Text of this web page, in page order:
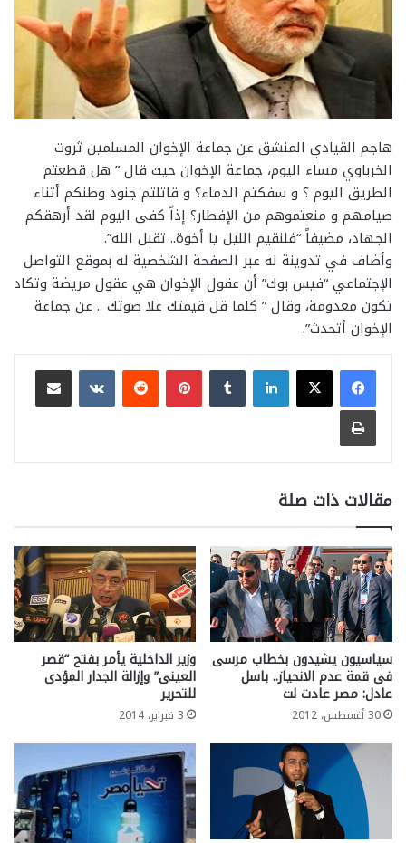
هاجم القيادي المنشق عن جماعة الإخوان المسلمين ثروت
الخرباوي مساء اليوم، جماعة الإخوان حيث قال ” هل قطعتم
الطريق اليوم ؟ و سفكتم الدماء؟ و قاتلتم جنود وطنكم أثناء
صيامهم و منعتموهم من الإفطار؟ إذاً كفى اليوم لقد أرهقكم
الجهاد، مضيفاً “فلنقيم الليل يا أخوة.. تقبل الله”.
وأضاف في تدوينة له عبر الصفحة الشخصية له بموقع التواصل
الإجتماعي “فيس بوك” أن عقول الإخوان هي عقول مريضة وتكاد
تكون معدومة، وقال ” كلما قل قيمتك علا صوتك .. عن جماعة
الإخوان أتحدث”.
لينكدإن بينتيريست
مشاركة عبر البريد
طباعة
مقالات ذات صلة
سياسيون يشيدون بخطاب مرسى
فى قمة عدم الانحياز.. باسل
عادل: مصر عادت لت
30 أغسطس، 2012
وزير الداخلية يأمر بفتح “قصر
العينى” وإزالة الجدار المؤدى
للتحرير
3 فبراير، 2014